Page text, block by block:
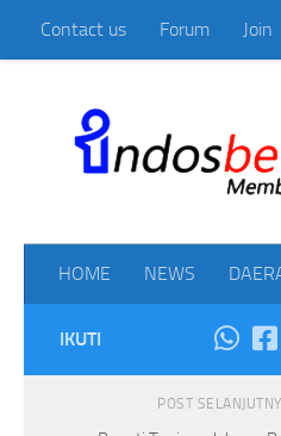
Skip to content
Contact us Forum Join
HOME NEWS
IKUTI
POST